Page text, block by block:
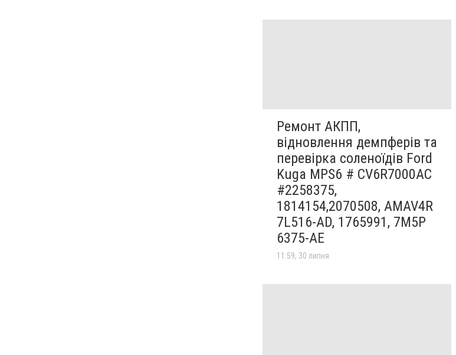
Ремонт АКПП,
відновлення демпферів та
перевірка соленоїдів Ford
Kuga MPS6 # CV6R7000AC
#2258375,
1814154,2070508, AMAV4R
7L516-AD, 1765991, 7M5P
6375-AE
11:59, 30 липня